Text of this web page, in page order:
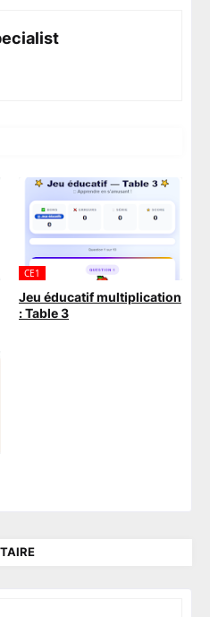
CE1
Jeu éducatif multiplication
: Table 3